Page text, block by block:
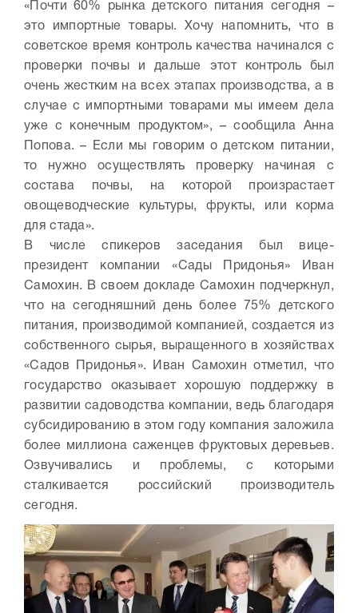
«Почти 60% рынка детского питания сегодня –
это импортные товары. Хочу напомнить, что в
советское время контроль качества начинался с
проверки почвы и дальше этот контроль был
очень жестким на всех этапах производства, а в
случае с импортными товарами мы имеем дела
уже с конечным продуктом», – сообщила Анна
Попова. – Если мы говорим о детском питании,
то нужно осуществлять проверку начиная с
состава почвы, на которой произрастает
овощеводческие культуры, фрукты, или корма
для стада».
В числе спикеров заседания был вице-
президент компании «Сады Придонья» Иван
Самохин. В своем докладе Самохин подчеркнул,
что на сегодняшний день более 75% детского
питания, производимой компанией, создается из
собственного сырья, выращенного в хозяйствах
«Садов Придонья». Иван Самохин отметил, что
государство оказывает хорошую поддержку в
развитии садоводства компании, ведь благодаря
субсидированию в этом году компания заложила
более миллиона саженцев фруктовых деревьев.
Озвучивались и проблемы, с которыми
сталкивается российский производитель
сегодня.